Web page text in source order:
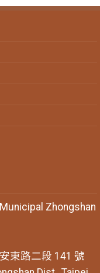
Zhongshan
東路二段 141 號